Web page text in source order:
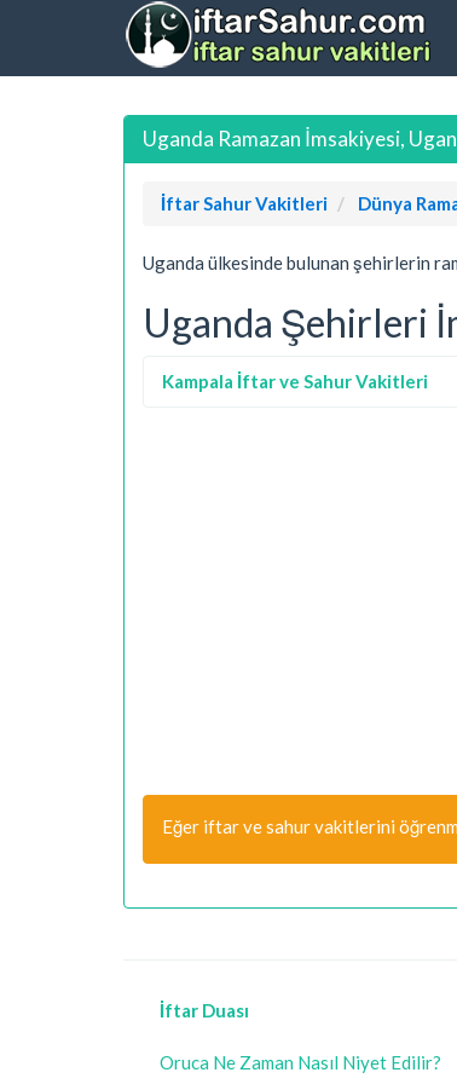
Uganda Ramazan İmsakiyesi,
İftar Sahur Vakitleri Dünya
Uganda ülkesinde bulunan şehirlerin
Uganda Şehirleri
Kampala İftar ve Sahur Vakitleri
Eğer iftar ve sahur vakitlerini
İftar Duası
Oruca Ne Zaman Nasıl Niyet Edilir?